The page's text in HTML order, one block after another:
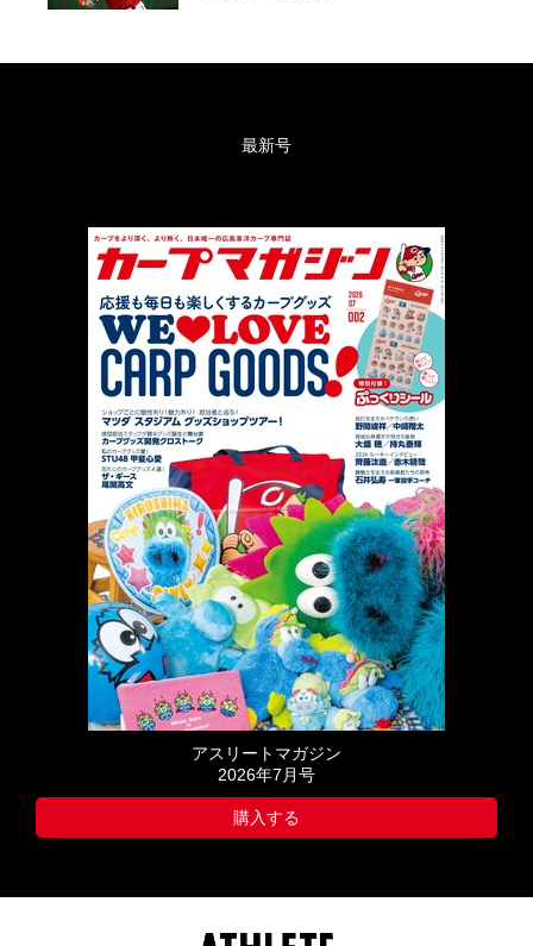
最新号
アスリートマガジン
2026年7月号
購入する